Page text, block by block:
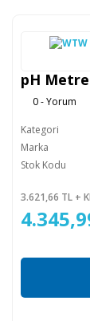
pH
0 - Yorum
Kategori
Marka
Stok Kodu
3.621,66 TL +